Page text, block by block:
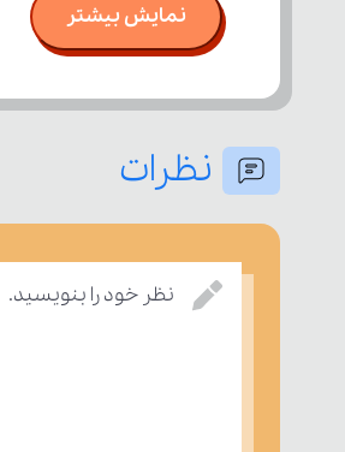
نمایش بیشتر
نظرات
نظر خود را بنویسید.